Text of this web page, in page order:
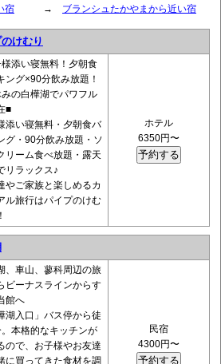
宿 → ブランシュたかやまから近い宿
けむり
添い寝無料！夕朝食
ング×90分飲み放題！
の白樺湖でパワフル
■
添い寝無料・夕朝食バ
グ・90分飲み放題・ソ
リーム食べ放題・露天
リラックス♪
やご家族と楽しめるカ
ル旅行はパイプのけむ
ホテル
6350円〜
、車山、蓼科周辺の旅
ビーナスラインからす
館へ
湖入口」バス停から徒
本格的なキッチンが
ので、お子様やお友達
に買ってきた食材を調
民宿
4300円〜